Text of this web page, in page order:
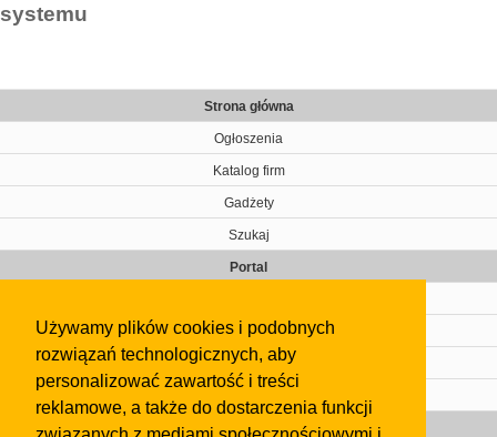
Używamy plików cookies i podobnych
rozwiązań technologicznych, aby
personalizować zawartość i treści
reklamowe, a także do dostarczenia funkcji
systemu
Strona główna
Ogłoszenia
Katalog firm
Gadżety
Szukaj
Portal
Kontakt
Regulamin
Gazeta